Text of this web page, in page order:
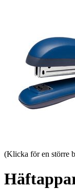
(Klicka för en större